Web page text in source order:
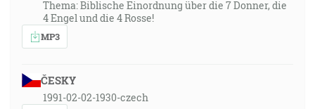
Thema: Biblische Einordnung über die 7 Donner, die
4 Engel und die 4 Rosse!
MP3
ČESKY
1991-02-02-1930-czech